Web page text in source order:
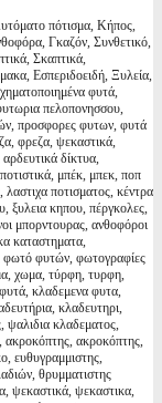
πότισμα, Κήπος,
Γκαζόν, Συνθετικό,
Σκαπτικά,
Εσπεριδοειδή, Ξυλεία,
φυτά,
πελοπονησσου,
προσφορες φυτων, φυτά
φρεζα, ψεκαστικά,
δίκτυα,
μπέκ, μπεκ, ποπ
ποτισματος, κέντρα
ξυλεια κηπου, πέργκολες,
μπορντουρας, ανθοφόροι
καταστηματα,
φωτό φυτών, φωτογραφίες
χωμα, τύρφη, τυρφη,
κλαδεμενα φυτα,
κλαδευτηρι,
ψαλιδια κλαδεματος,
ακροκόπτης, ακροκόπτης,
ευθυγραμμιστης,
θρυμματιστης
ψεκαστικά, ψεκαστικα,